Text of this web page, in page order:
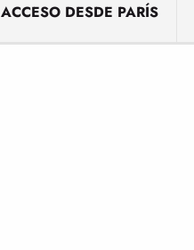
ACCESO DESDE PARÍS